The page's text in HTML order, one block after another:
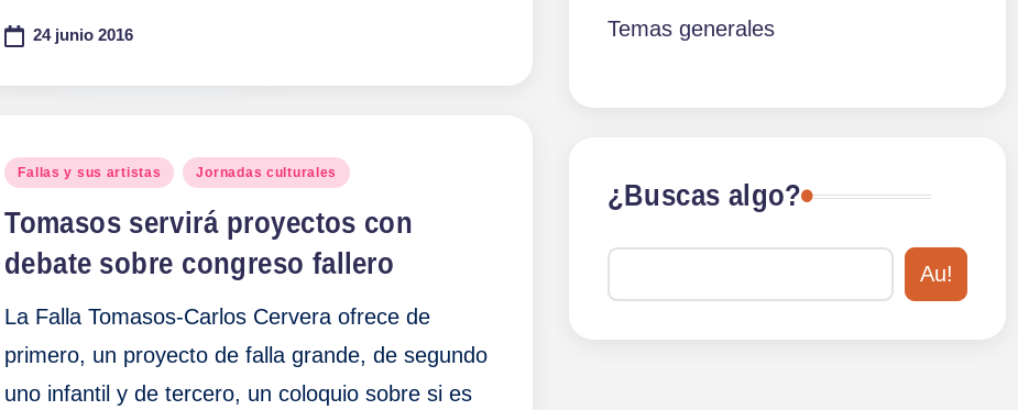
24 junio 2016
Publicado
Fallas y sus artistas Jornadas culturales
Tomasos servirá proyectos con
debate sobre congreso fallero
La Falla Tomasos-Carlos Cervera ofrece de
primero, un proyecto de falla grande, de segundo
uno infantil y de tercero, un coloquio sobre si es
Temas generales
¿Buscas algo?
Au!